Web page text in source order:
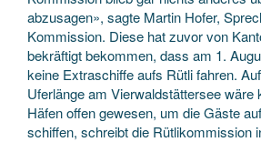
abzusagen», sagte Martin Hofer,
Kommission. Diese hat zuvor von
bekräftigt bekommen, dass am 1.
keine Extraschiffe aufs Rütli fahren.
Uferlänge am Vierwaldstättersee wäre
Häfen offen gewesen, um die Gäste
schiffen, schreibt die Rütlikommission